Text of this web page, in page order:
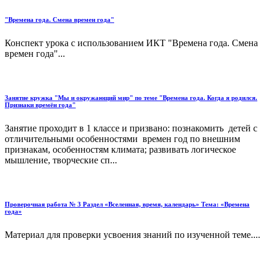
"Времена года. Смена времен года"
Конспект урока с использованием ИКТ "Времена года. Смена
времен года"...
Занятие кружка "Мы и окружающий мир" по теме "Времена года. Когда я родился.
Признаки времён года"
Занятие проходит в 1 классе и призвано: познакомить детей с
отличительными особенностями времен год по внешним
признакам, особенностям климата; развивать логическое
мышление, творческие сп...
Проверочная работа № 3 Раздел «Вселенная, время, календарь» Тема: «Времена
года»
Материал для проверки усвоения знаний по изученной теме....